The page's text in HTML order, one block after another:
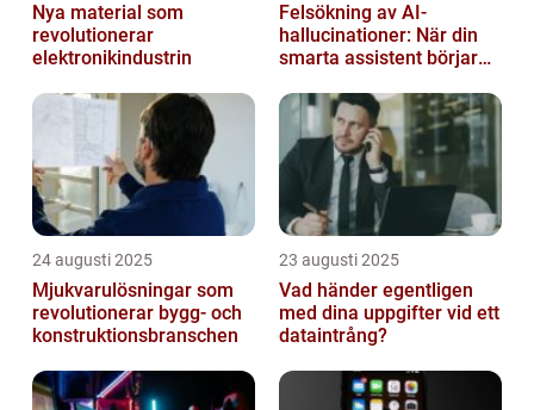
Nya material som
revolutionerar
elektronikindustrin
Felsökning av AI-
hallucinationer: När din
smarta assistent börjar
24 augusti 2025
Mjukvarulösningar som
revolutionerar bygg- och
konstruktionsbranschen
23 augusti 2025
Vad händer egentligen
med dina uppgifter vid ett
dataintrång?